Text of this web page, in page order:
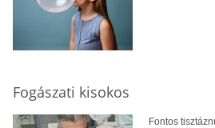
Fogászati kisokos
Fontos